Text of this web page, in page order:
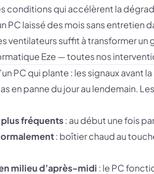
conditions qui accélèrent la
PC laissé des mois sans entretien
ventilateurs suffit à transformer un
Eze — toutes nos
PC qui plante : les signaux avant
en panne du jour au lendemain.
plus fréquents: au début une fois
: boîtier chaud au
milieu d’après-midi : le PC